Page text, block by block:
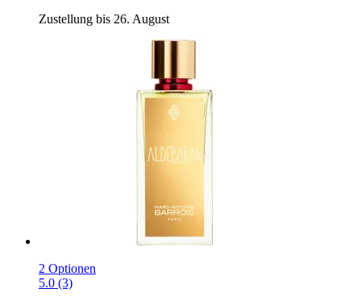
Zustellung bis 26. August
2 Optionen
5.0 (3)